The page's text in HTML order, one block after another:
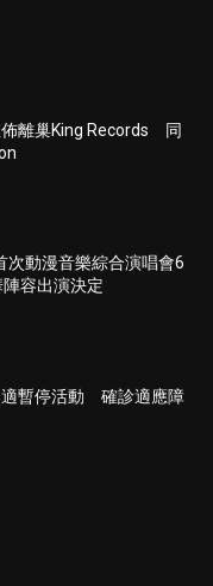
離巢King Records 同
次動漫音樂綜合演唱會6
容出演決定
適暫停活動 確診適應障